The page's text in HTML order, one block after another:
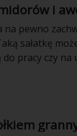
i
pewno
sałatkę
pracy czy na